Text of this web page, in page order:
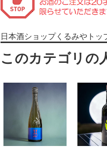
日本酒ショップくるみやトッ